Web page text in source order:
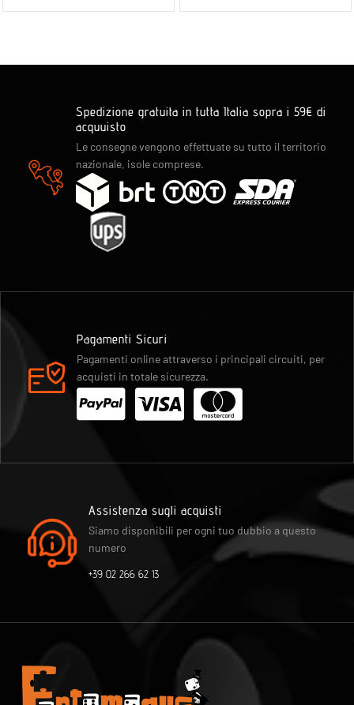
Spedizione gratuita in tutta Italia sopra i 59€ di
acquuisto
Le consegne vengono effettuate su tutto il territorio
nazionale, isole comprese.
Pagamenti Sicuri
Pagamenti online attraverso i principali circuiti, per
acquisti in totale sicurezza.
Assistenza sugli acquisti
Siamo disponibili per ogni tuo dubbio a questo
numero
+39 02 266 62 13